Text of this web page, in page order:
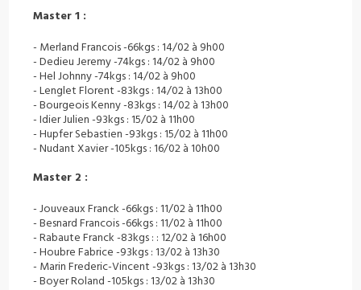
Master 1 :
- Merland Francois -66kgs : 14/02 à 9h00
- Dedieu Jeremy -74kgs : 14/02 à 9h00
- Hel Johnny -74kgs : 14/02 à 9h00
- Lenglet Florent -83kgs : 14/02 à 13h00
- Bourgeois Kenny -83kgs : 14/02 à 13h00
- Idier Julien -93kgs : 15/02 à 11h00
- Hupfer Sebastien -93kgs : 15/02 à 11h00
- Nudant Xavier -105kgs : 16/02 à 10h00
Master 2 :
- Jouveaux Franck -66kgs : 11/02 à 11h00
- Besnard Francois -66kgs : 11/02 à 11h00
- Rabaute Franck -83kgs : : 12/02 à 16h00
- Houbre Fabrice -93kgs : 13/02 à 13h30
- Marin Frederic-Vincent -93kgs : 13/02 à 13h30
- Boyer Roland -105kgs : 13/02 à 13h30